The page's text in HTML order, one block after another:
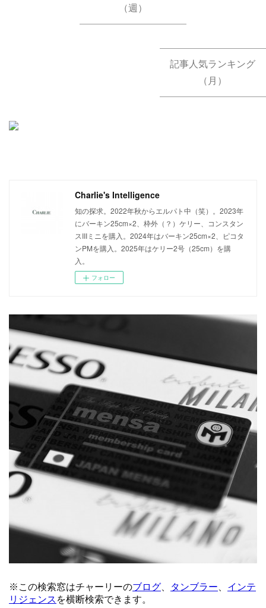
（週）
記事人気ランキング
（月）
Charlie's Intelligence
知の探求。2022年秋からエルパト中（笑）。2023年
にバーキン25cm×2、枠外（？）ケリー、コンスタン
スIIIミニを購入。2024年はバーキン25cm×2、ピコタ
ンPMを購入。2025年はケリー2号（25cm）を購
入。
フォロー